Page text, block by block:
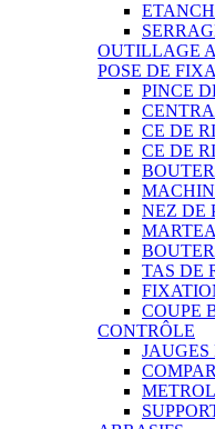
OUTILLAGE
POSE DE
PINCE
CE DE
CE DE
NEZ DE
TAS DE
COUPE
CONTRÔLE
JAUGES